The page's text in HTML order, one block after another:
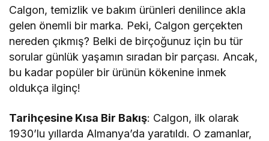
Calgon, temizlik ve bakım ürünleri denilince akla
gelen önemli bir marka. Peki, Calgon gerçekten
nereden çıkmış? Belki de birçoğunuz için bu tür
sorular günlük yaşamın sıradan bir parçası. Ancak,
bu kadar popüler bir ürünün kökenine inmek
oldukça ilginç!
Tarihçesine Kısa Bir Bakış: Calgon, ilk olarak
1930’lu yıllarda Almanya’da yaratıldı. O zamanlar,